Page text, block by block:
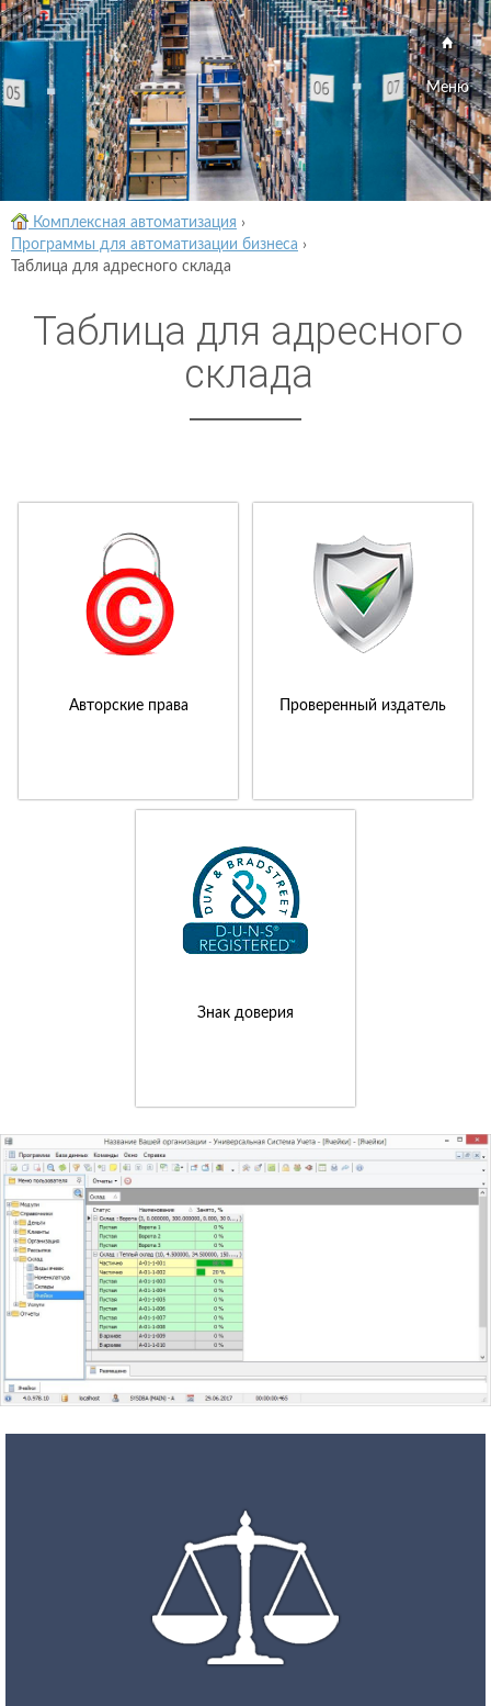
Меню
Комплексная автоматизация ›
Программы для автоматизации бизнеса ›
Таблица для адресного склада
Таблица для адресного
склада
Авторские права Проверенный издатель
Знак доверия